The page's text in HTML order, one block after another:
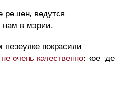
решен, ведутся
нам в мэрии.
переулке покрасили
очень качественно: кое-где